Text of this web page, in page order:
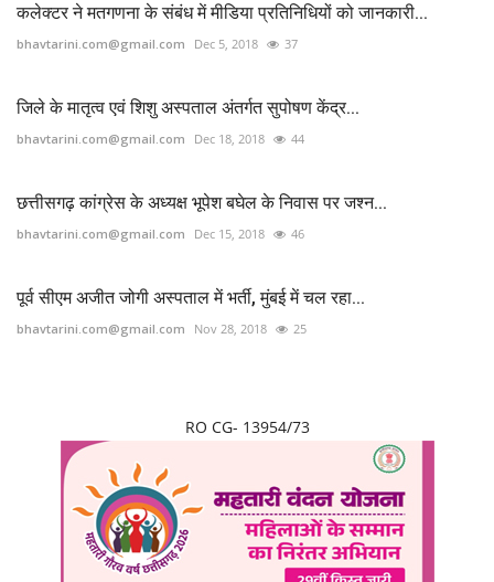
कलेक्टर ने मतगणना के संबंध में मीडिया प्रतिनिधियों को जानकारी...
bhavtarini.com@gmail.com Dec 5, 2018 37
जिले के मातृत्व एवं शिशु अस्पताल अंतर्गत सुपोषण केंद्र...
bhavtarini.com@gmail.com Dec 18, 2018 44
छत्तीसगढ़ कांग्रेस के अध्यक्ष भूपेश बघेल के निवास पर जश्न...
bhavtarini.com@gmail.com Dec 15, 2018 46
पूर्व सीएम अजीत जोगी अस्पताल में भर्ती, मुंबई में चल रहा...
bhavtarini.com@gmail.com Nov 28, 2018 25
RO CG- 13954/73